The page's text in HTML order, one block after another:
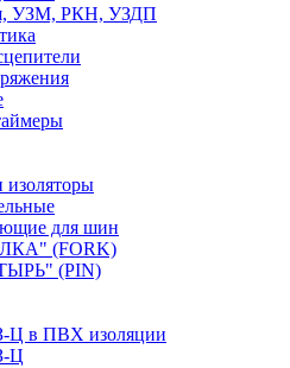
УЗМ, РКН, УЗДП
для шин
(FORK)
(PIN)
Ц в ПВХ изоляции
Ц